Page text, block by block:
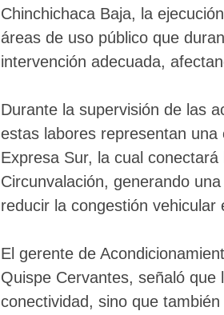
Chinchichaca Baja, la
áreas de uso público que
intervención adecuada,
Durante la supervisión de las
estas labores representan
Expresa Sur, la cual
Circunvalación, generando
reducir la congestión vehicular
El gerente de
Quispe Cervantes, señaló
conectividad, sino que